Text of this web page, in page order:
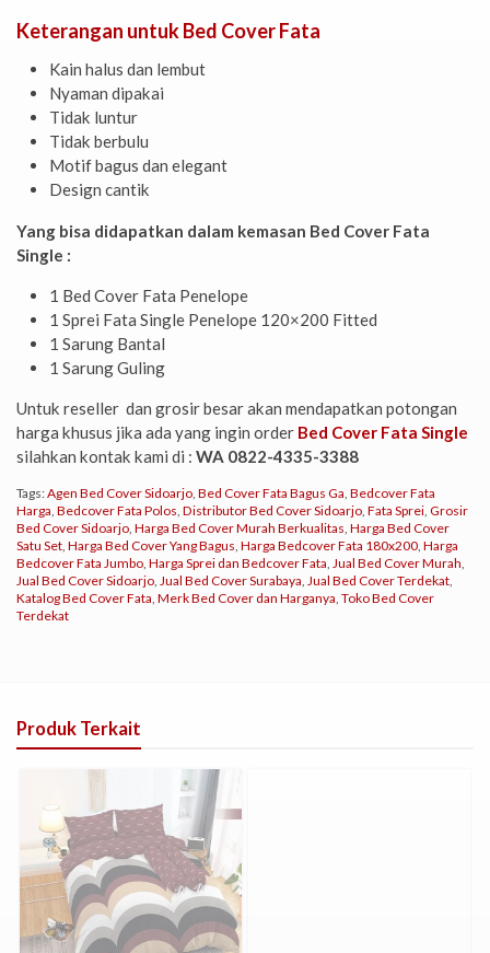
Keterangan untuk Bed Cover Fata
Kain halus dan lembut
Nyaman dipakai
Tidak luntur
Tidak berbulu
Motif bagus dan elegant
Design cantik
Yang bisa didapatkan dalam kemasan Bed Cover Fata
Single :
1 Bed Cover Fata Penelope
1 Sprei Fata Single Penelope 120×200 Fitted
1 Sarung Bantal
1 Sarung Guling
Untuk reseller dan grosir besar akan mendapatkan potongan
harga khusus jika ada yang ingin order Bed Cover Fata Single
silahkan kontak kami di : WA 0822-4335-3388
Tags:Agen Bed Cover Sidoarjo Bed Cover Fata Bagus Ga Bedcover Fata
Harga Bedcover Fata Polos Distributor Bed Cover Sidoarjo Fata Sprei Grosir
Bed Cover Sidoarjo Harga Bed Cover Murah Berkualitas Harga Bed Cover
Satu Set Harga Bed Cover Yang Bagus Harga Bedcover Fata 180x200 Harga
Bedcover Fata Jumbo Harga Sprei dan Bedcover Fata Jual Bed Cover Murah
Jual Bed Cover Sidoarjo Jual Bed Cover Surabaya Jual Bed Cover Terdekat
Katalog Bed Cover Fata Merk Bed Cover dan Harganya Toko Bed Cover
Terdekat
Produk Terkait